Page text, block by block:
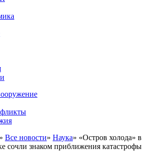
» Все новости» Наука» «Остров холода» в
сочли знаком приближения катастрофы